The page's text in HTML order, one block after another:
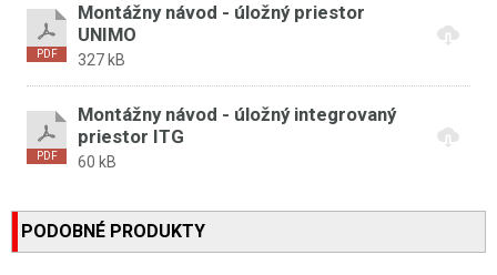
Montážny návod - úložný priestor
UNIMO
327 kB
Montážny návod - úložný integrovaný
priestor ITG
60 kB
PODOBNÉ PRODUKTY